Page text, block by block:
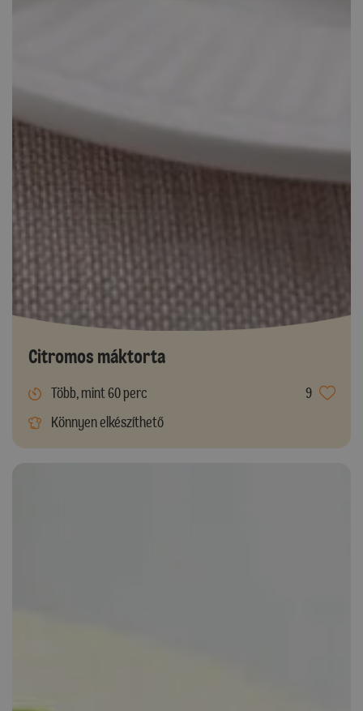
Citromos máktorta
Több, mint 60 perc
9
Könnyen elkészíthető